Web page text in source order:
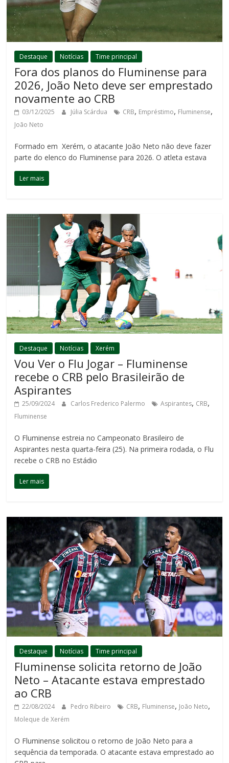
Destaque Notícias Time principal
Fora dos planos do Fluminense para
2026, João Neto deve ser emprestado
novamente ao CRB
03/12/2025 Júlia Scárdua CRB, Empréstimo, Fluminense,
João Neto
Formado em Xerém, o atacante João Neto não deve fazer
parte do elenco do Fluminense para 2026. O atleta estava
Ler mais
Destaque Notícias Xerém
Vou Ver o Flu Jogar – Fluminense
recebe o CRB pelo Brasileirão de
Aspirantes
25/09/2024 Carlos Frederico Palermo Aspirantes, CRB,
Fluminense
O Fluminense estreia no Campeonato Brasileiro de
Aspirantes nesta quarta-feira (25). Na primeira rodada, o Flu
recebe o CRB no Estádio
Ler mais
Destaque Notícias Time principal
Fluminense solicita retorno de João
Neto – Atacante estava emprestado
ao CRB
22/08/2024 Pedro Ribeiro CRB, Fluminense, João Neto,
Moleque de Xerém
O Fluminense solicitou o retorno de João Neto para a
sequência da temporada. O atacante estava emprestado ao